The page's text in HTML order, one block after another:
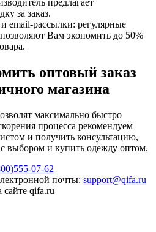
предлагает
за заказ.
email-рассылки: регулярные
Вам экономить до 50%
оптовый заказ
магазина
максимально быстро
процесса рекомендуем
и получить консультацию,
выбором и купить одежду оптом.
07-62
почты: support@qifa.ru
сайте qifa.ru